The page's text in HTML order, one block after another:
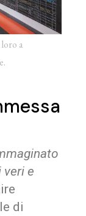
a
e
di